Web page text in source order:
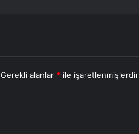
Gerekli alanlar * ile işaretlenmişlerdir